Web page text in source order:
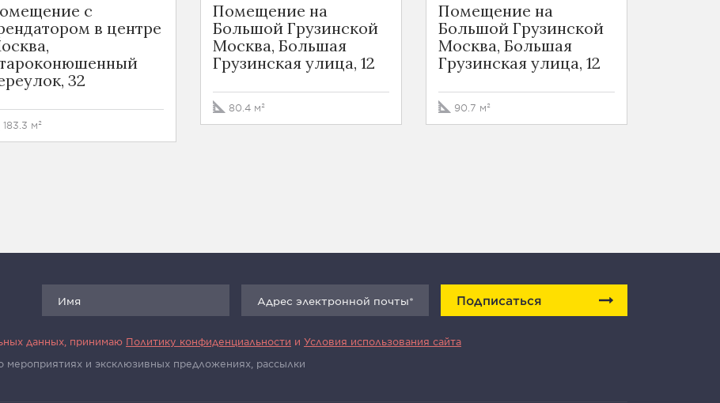
с
в центре
32
183.3 м²
Помещение на
Большой Грузинской
Москва, Большая
Грузинская улица, 12
80.4 м²
Помещение на
Большой Грузинской
Москва, Большая
Грузинская улица, 12
90.7 м²
Подписаться
данных, принимаю Политику конфиденциальности и Условия использования сайта
мероприятиях и эксклюзивных предложениях, рассылки